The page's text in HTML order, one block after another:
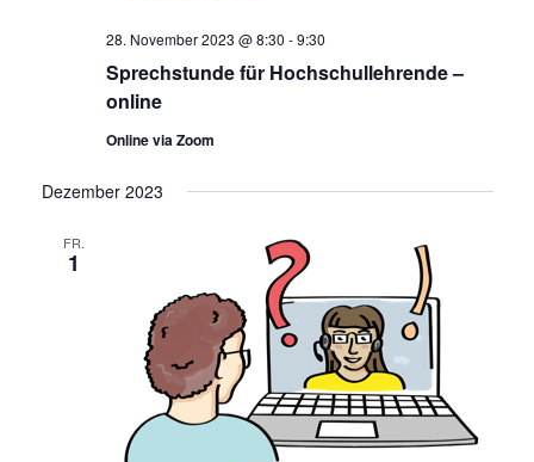
Sprechstunde für Hochschullehrende –
online
28. November 2023 @ 8:30 -9:30
Online via Zoom
Dezember 2023
FR.
1